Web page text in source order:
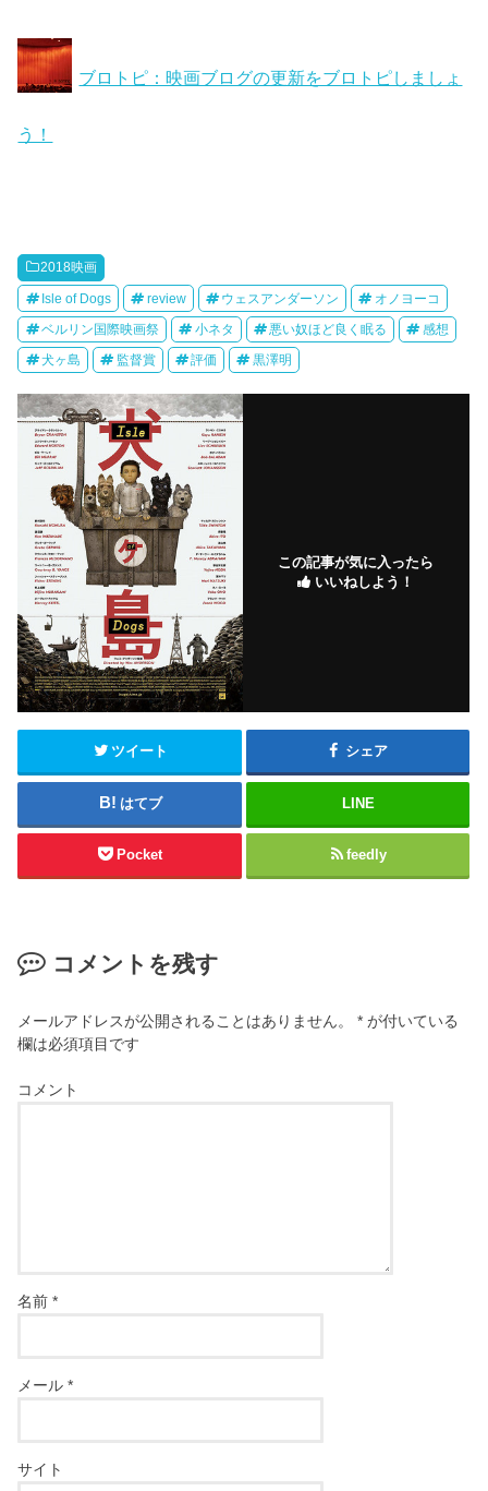
ブロトピ：映画ブログの更新をブロトピしましょ
う！
2018映画
Isle of Dogs review ウェスアンダーソン オノヨーコ
ベルリン国際映画祭 小ネタ 悪い奴ほど良く眠る 感想
犬ヶ島 監督賞 評価 黒澤明
この記事が気に入ったら
いいねしよう！
ツイート シェア
はてブ LINE
Pocket feedly
コメントを残す
メールアドレスが公開されることはありません。 * が付いている
欄は必須項目です
コメント
名前*
メール*
サイト